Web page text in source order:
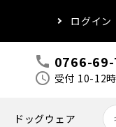
ログイン
call 0766-
schedule 受付 10-12
ドッグウェア